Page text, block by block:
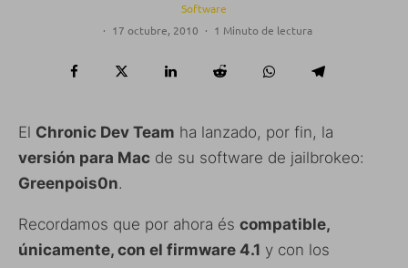
Software
· 17 octubre, 2010 · 1 Minuto de lectura
El Chronic Dev Team ha lanzado, por fin, la
versión para Mac de su software de jailbrokeo:
Greenpois0n.
Recordamos que por ahora és compatible,
únicamente, con el firmware 4.1 y con los